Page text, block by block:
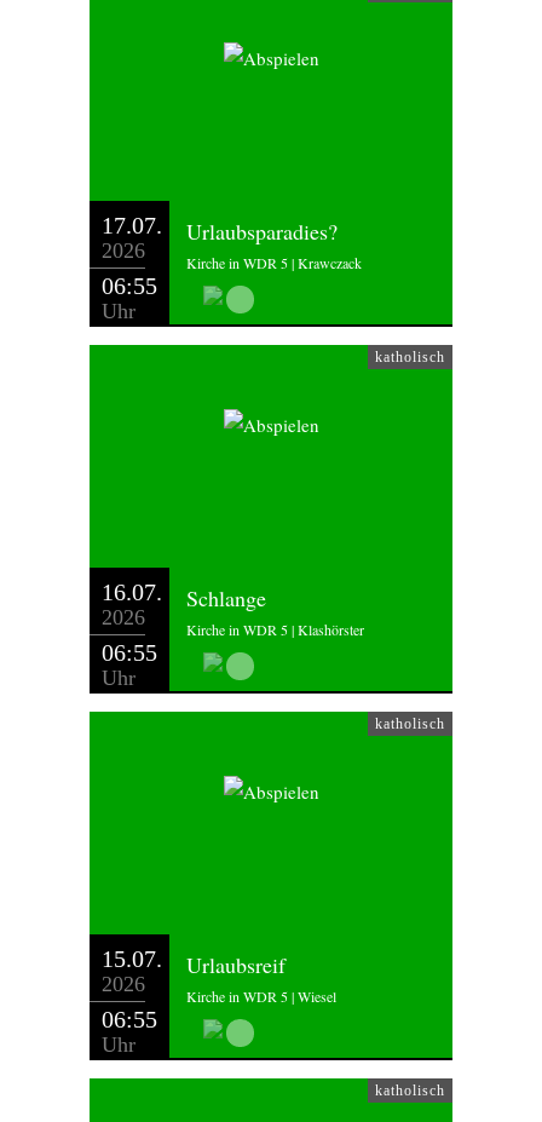
17.07.
2026
06:55
Uhr
Urlaubsparadies?
Kirche in WDR 5 | Krawczack
katholisch
16.07.
2026
06:55
Uhr
Schlange
Kirche in WDR 5 | Klashörster
katholisch
15.07.
2026
06:55
Uhr
Urlaubsreif
Kirche in WDR 5 | Wiesel
katholisch